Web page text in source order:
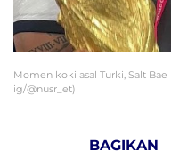
Momen koki asal Turki, Salt
ig/@nusr_et)
BAGIKAN